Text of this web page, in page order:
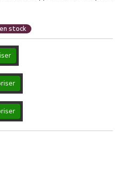
stock